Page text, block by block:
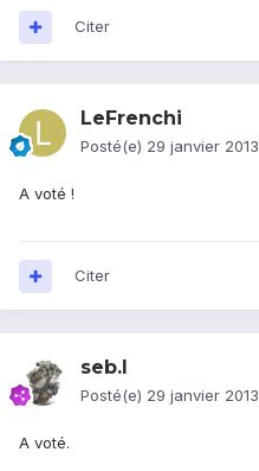
Citer
LeFrenchi
Posté(e) 29 janvier 2013
A voté !
Citer
seb.l
Posté(e) 29 janvier 2013
A voté.